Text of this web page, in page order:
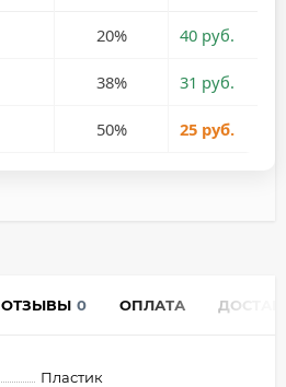
20% 40 руб.
38% 31 руб.
50% 25 руб.
ОТЗЫВЫ 0 ОПЛАТА
Пластик